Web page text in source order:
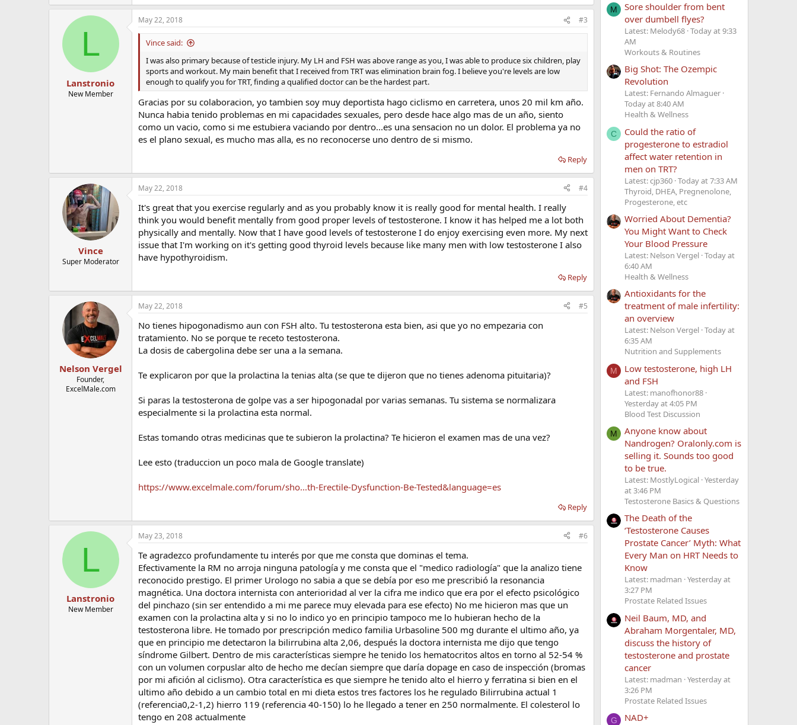
L
Lanstronio
New Member
May 22, 2018 #3
Vince said:
I was also primary because of testicle injury. My LH and FSH was above range as you, I was able to produce six children, play
sports and workout. My main benefit that I received from TRT was elimination brain fog. I believe you're levels are low
enough to qualify you for TRT, finding a qualified doctor can be the hardest part.
Gracias por su colaboracion, yo tambien soy muy deportista hago ciclismo en carretera, unos 20 mil km año.
Nunca habia tenido problemas en mi capacidades sexuales, pero desde hace algo mas de un año, siento
como un vacio, como si me estubiera vaciando por dentro...es una sensacion no un dolor. El problema ya no
es el plano sexual, es mucho mas alla, es no reconocerse uno dentro de si mismo.
Reply
Vince
Super Moderator
May 22, 2018 #4
It's great that you exercise regularly and as you probably know it is really good for mental health. I really
think you would benefit mentally from good proper levels of testosterone. I know it has helped me a lot both
physically and mentally. Now that I have good levels of testosterone I do enjoy exercising even more. My next
issue that I'm working on it's getting good thyroid levels because like many men with low testosterone I also
have hypothyroidism.
Reply
Nelson Vergel
Founder,
ExcelMale.com
May 22, 2018 #5
No tienes hipogonadismo aun con FSH alto. Tu testosterona esta bien, asi que yo no empezaria con
tratamiento. No se porque te receto testosterona.
La dosis de cabergolina debe ser una a la semana.
Te explicaron por que la prolactina la tenias alta (se que te dijeron que no tienes adenoma pituitaria)?
Si paras la testosterona de golpe vas a ser hipogonadal por varias semanas. Tu sistema se normalizara
especialmente si la prolactina esta normal.
Estas tomando otras medicinas que te subieron la prolactina? Te hicieron el examen mas de una vez?
Lee esto (traduccion un poco mala de Google translate)
https://www.excelmale.com/forum/sho...th-Erectile-Dysfunction-Be-Tested&language=es
Reply
L
Lanstronio
New Member
May 23, 2018 #6
Te agradezco profundamente tu interés por que me consta que dominas el tema.
Efectivamente la RM no arroja ninguna patología y me consta que el "medico radiología" que la analizo tiene
reconocido prestigo. El primer Urologo no sabia a que se debía por eso me prescribió la resonancia
magnética. Una doctora internista con anterioridad al ver la cifra me indico que era por el efecto psicológico
del pinchazo (sin ser entendido a mi me parece muy elevada para ese efecto) No me hicieron mas que un
examen con la prolactina alta y si no lo indico yo en principio tampoco me lo hubieran hecho de la
testosterona libre. He tomado por prescripción medico familia Urbasoline 500 mg durante el ultimo año, ya
que en principio me detectaron la bilirrubina alta 2,06, después la doctora internista me dijo que tengo
síndrome Gilbert. Dentro de mis características siempre he tenido los hematocritos altos en torno al 52-54 %
con un volumen corpuslar alto de hecho me decían siempre que daría dopage en caso de inspección (bromas
por mi afición al ciclismo). Otra característica es que siempre he tenido alto el hierro y ferratina si bien en el
ultimo año debido a un cambio total en mi dieta estos tres factores los he regulado Bilirrubina actual 1
(referencia0,2-1,2) hierro 119 (referencia 40-150) lo he llegado a tener en 250 normalmente. El colesterol lo
tengo en 208 actualmente
M
Sore shoulder from bent
over dumbell flyes?
Latest: Melody68 Today at 9:33
AM
Workouts & Routines
Big Shot: The Ozempic
Revolution
Latest: Fernando Almaguer
Today at 8:40 AM
Health & Wellness
C
Could the ratio of
progesterone to estradiol
affect water retention in
men on TRT?
Latest: cjp360 Today at 7:33 AM
Thyroid, DHEA, Pregnenolone,
Progesterone, etc
Worried About Dementia?
You Might Want to Check
Your Blood Pressure
Latest: Nelson Vergel Today at
6:40 AM
Health & Wellness
Antioxidants for the
treatment of male infertility:
an overview
Latest: Nelson Vergel Today at
6:35 AM
Nutrition and Supplements
M
Low testosterone, high LH
and FSH
Latest: manofhonor88
Yesterday at 4:05 PM
Blood Test Discussion
M
Anyone know about
Nandrogen? Oralonly.com is
selling it. Sounds too good
to be true.
Latest: MostlyLogical Yesterday
at 3:46 PM
Testosterone Basics & Questions
The Death of the
‘Testosterone Causes
Prostate Cancer’ Myth: What
Every Man on HRT Needs to
Know
Latest: madman Yesterday at
3:27 PM
Prostate Related Issues
Neil Baum, MD, and
Abraham Morgentaler, MD,
discuss the history of
testosterone and prostate
cancer
Latest: madman Yesterday at
3:26 PM
Prostate Related Issues
G NAD+